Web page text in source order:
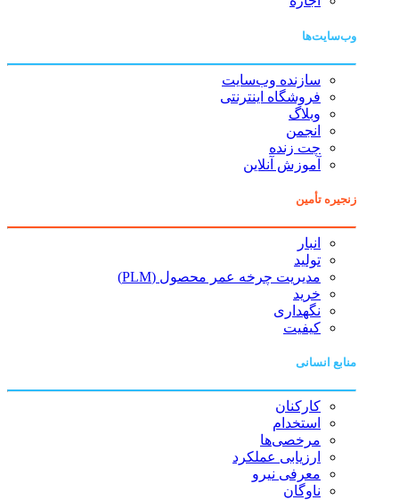
وب‌سایت‌ها
سازنده وب‌سایت
فروشگاه اینترنتی
وبلاگ
انجمن
چت زنده
آموزش آنلاین
زنجیره تأمین
انبار
تولید
مدیریت چرخه عمر محصول (PLM)
خرید
نگهداری
کیفیت
منابع انسانی
کارکنان
استخدام
مرخصی‌ها
ارزیابی عملکرد
معرفی نیرو
ناوگان